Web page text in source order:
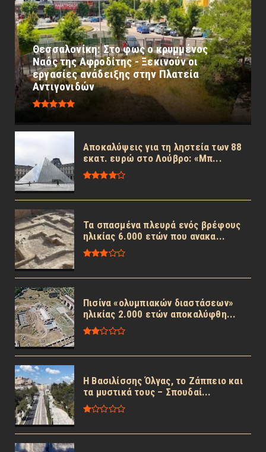
Θεσσαλονίκη: Στο φως ο κρυμμένος
Ναός της Αφροδίτης - Ξεκινούν οι
εργασίες ανάδειξης στην Πλατεία
Αντιγονιδών
Αποκαλύψεις για τη ληστεία των 88
εκατ. ευρώ στο Λούβρο: «Μπ...
Τα σπασμένα πλευρά ενός βρέφους
ηλικίας 6.000 ετών που ανακα...
Πισίνα «ολυμπιακών διαστάσεων»
ηλικίας 2.000 ετών αποκαλύφθη...
Η Βασιλίσσης Όλγας, το Ζάππειο και
τα μυστικά τους – Σπουδαί...